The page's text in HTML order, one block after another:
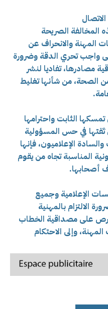
المخالفة الصريحة
المهنة والانحراف عن
واجب تحري الدقة وضرورة
مصادرها، تفاديا لنشر
الصحة، من شأنها تغليط
الثابت واحترامها
ثقتها في حس المسؤولية
الإعلاميون، فإنها
المناسبة تجاه من يقوم
أصحابها.
الإعلامية وجميع
الالتزام بالمهنية
على مصداقية الخطاب
وإلى الاحتكام